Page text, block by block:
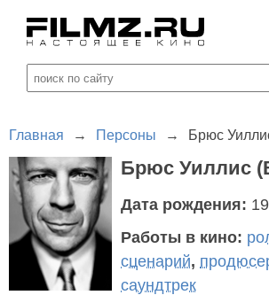
Главная → Персоны → Брюс
Брюс Уиллис
Дата рождения:
Работы в кино:
сценарий,
саундтрек